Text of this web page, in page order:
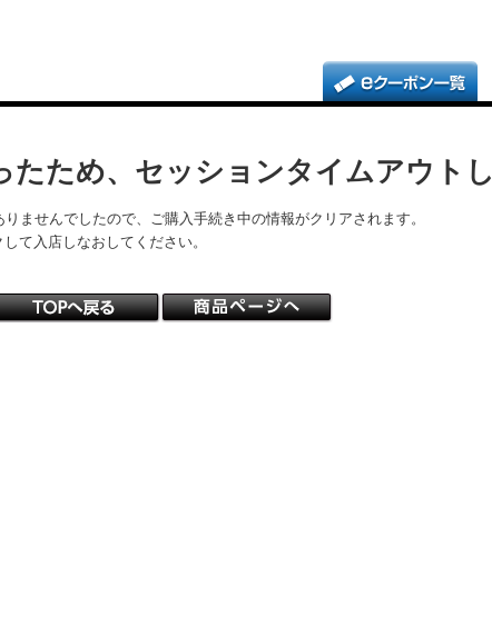
たため、セッションタイムアウトし
ませんでしたので、ご購入手続き中の情報がクリアされます。
て入店しなおしてください。